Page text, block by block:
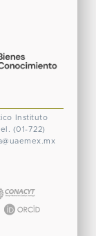
Instituto
(01-722)